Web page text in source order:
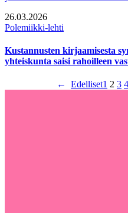
26.03.2026
Polemiikki-lehti
Kustannusten kirjaamisesta
yhteiskunta saisi rahoilleen
← Edelliset1 2 3 4